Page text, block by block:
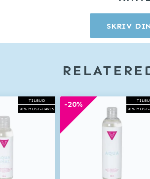
SKRIV
TILBUD
20% MUST-HAVES
20% MUST-
-20%